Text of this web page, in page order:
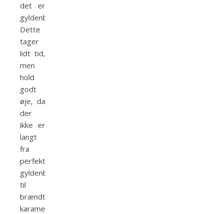
det er
gyldenbrunt.
Dette
tager
lidt tid,
men
hold
godt
øje, da
der
ikke er
langt
fra
perfekt
gyldenbrun
til
brændt
karamel!